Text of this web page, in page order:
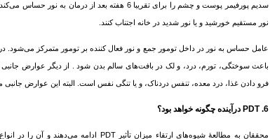
نور مستقیم خورشید و یا نور شدید در خانه اجتناب کنند.
فرو دادن غذا، درد معده، تنفس دردناک، و یا تنگی نفس است. البته این عوارض جانبی
6. PDT درآینده چگونه خواهد بود؟
محققان به مطالعۀ شیوه‌های ارتقاء میزان تأثیر PDT ادامه می‌دهند و آن را در انواع دیگر